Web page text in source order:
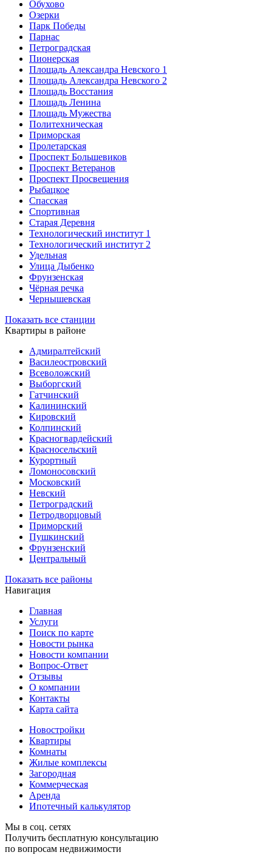
Обухово
Озерки
Парк Победы
Парнас
Петроградская
Пионерская
Площадь Александра Невского 1
Площадь Александра Невского 2
Площадь Восстания
Площадь Ленина
Площадь Мужества
Политехническая
Приморская
Пролетарская
Проспект Большевиков
Проспект Ветеранов
Проспект Просвещения
Рыбацкое
Спасская
Спортивная
Старая Деревня
Технологический институт 1
Технологический институт 2
Удельная
Улица Дыбенко
Фрунзенская
Чёрная речка
Чернышевская
Показать все станции
Квартиры в районе
Адмиралтейский
Василеостровский
Всеволожский
Выборгский
Гатчинский
Калининский
Кировский
Колпинский
Красногвардейский
Красносельский
Курортный
Ломоносовский
Московский
Невский
Петроградский
Петродворцовый
Приморский
Пушкинский
Фрунзенский
Центральный
Показать все районы
Навигация
Главная
Услуги
Поиск по карте
Новости рынка
Новости компании
Вопрос-Ответ
Отзывы
О компании
Контакты
Карта сайта
Новостройки
Квартиры
Комнаты
Жилые комплексы
Загородная
Коммерческая
Аренда
Ипотечный калькулятор
Мы в соц. сетях
Получить бесплатную консультацию
по вопросам недвижимости